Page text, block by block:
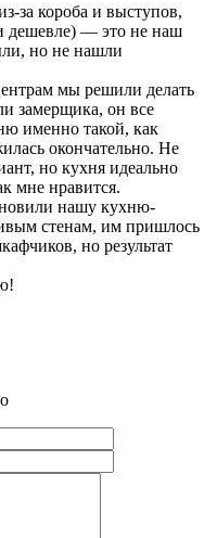
за короба и выступов,
дешевле) — это не наш
но не нашли
мы решили делать
замерщика, он все
именно такой, как
окончательно. Не
но кухня идеально
мне нравится.
нашу кухню-
стенам, им пришлось
но результат